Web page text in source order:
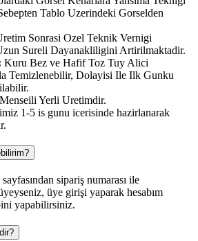
Tablo Uzerindeki Gorselden
Sonrasi Ozel Teknik Vernigi
Sureli Dayanakliligini Artirilmaktadir.
Kuru Bez ve Hafif Toz Tuy Alici
Temizlenebilir, Dolayisi Ile Ilk Gunku
Yerli Uretimdir.
1-5 is gunu icerisinde hazirlanarak
sipariş numarası ile
üye girişi yaparak hesabım
yapabilirsiniz.